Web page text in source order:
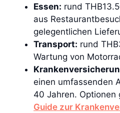
Essen: rund
aus
gelegentlichen
Transport: rund
Wartung von
einen umfassenden
40 Jahren. Optionen
Guide zur